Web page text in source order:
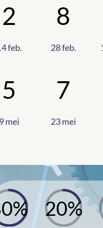
2
feb.
8
28 feb.
5
9 mei
7
23 mei
% 20%